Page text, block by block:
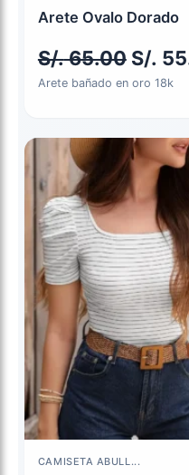
Arete Ovalo Dorado
S/.65.00
precio
era:
S/.
Arete bañado en oro 18k
CAMISETA ABULL...